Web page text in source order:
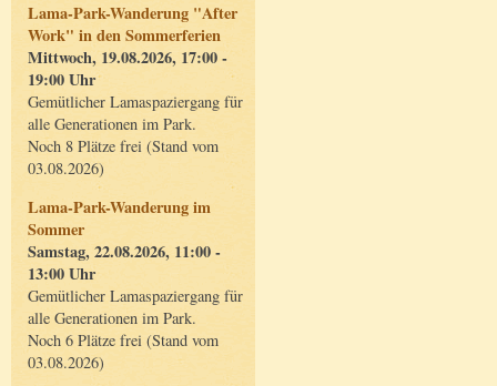
Lama-Park-Wanderung "After
Work" in den Sommerferien
Mittwoch, 19.08.2026, 17:00 -
19:00 Uhr
Gemütlicher Lamaspaziergang für
alle Generationen im Park.
Noch 8 Plätze frei (Stand vom
03.08.2026)
Lama-Park-Wanderung im
Sommer
Samstag, 22.08.2026, 11:00 -
13:00 Uhr
Gemütlicher Lamaspaziergang für
alle Generationen im Park.
Noch 6 Plätze frei (Stand vom
03.08.2026)